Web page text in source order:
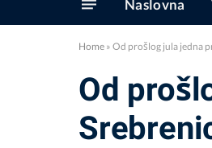
Naslovna
Home » Od prošlog jula jedna
Od